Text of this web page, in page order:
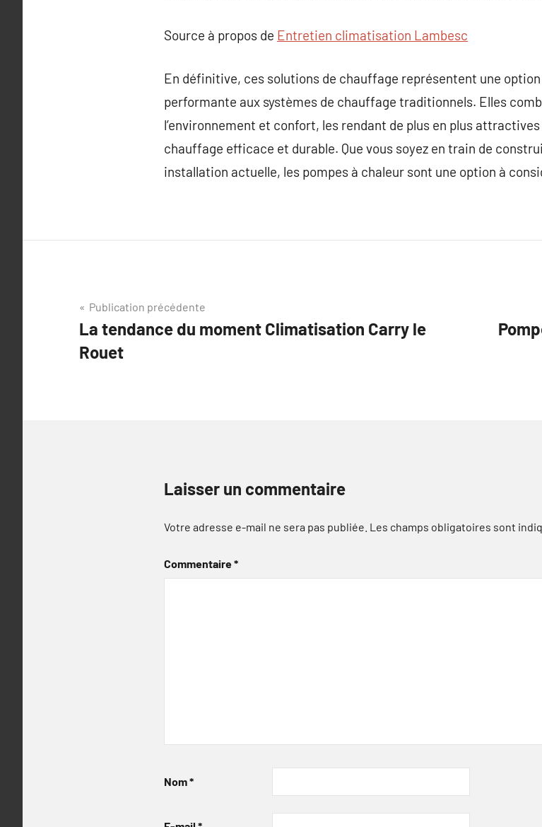
Source à propos de Entretien climatisation Lambesc
En définitive, ces solutions de chauffage représentent une
performante aux systèmes de chauffage traditionnels. Elles
l’environnement et confort, les rendant de plus en plus
chauffage efficace et durable. Que vous soyez en train de
installation actuelle, les pompes à chaleur sont une option à
Navigation
de
l’article
Publication précédente
La tendance du moment Climatisation Carry le
Rouet
Laisser un commentaire
Votre adresse e-mail ne sera pas publiée. Les champs obligatoires sont
Commentaire*
Nom*